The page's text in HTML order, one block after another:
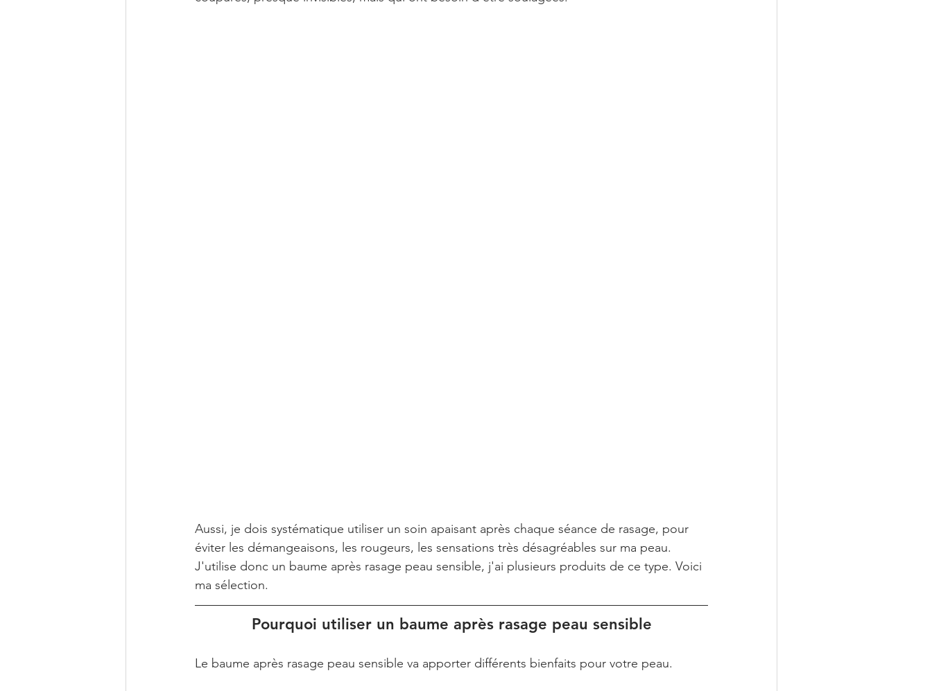
Aussi, je dois systématique utiliser un soin apaisant après chaque séance de rasage, pour
éviter les démangeaisons, les rougeurs, les sensations très désagréables sur ma peau.
J'utilise donc un baume après rasage peau sensible, j'ai plusieurs produits de ce type. Voici
ma sélection.
Pourquoi utiliser un baume après rasage peau sensible
Le baume après rasage peau sensible va apporter différents bienfaits pour votre peau.